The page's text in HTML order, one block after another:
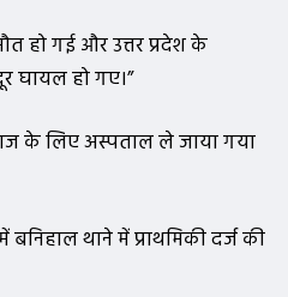
हो गई और उत्तर प्रदेश के
घायल हो गए।”
के लिए अस्पताल ले जाया गया
थाने में प्राथमिकी दर्ज की